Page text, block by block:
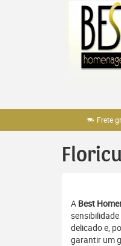
Frete
A Best
delicado e,
garantir um